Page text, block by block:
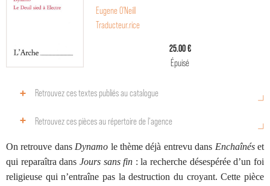
Eugene O'Neill
Traducteur.rice
25.00 €
Épuisé
Retrouvez ces textes publiés au catalogue
Retrouvez ces pièces au répertoire de l‘agence
On retrouve dans Dynamo le thème déjà entrevu dans Enchaînéset
qui reparaîtra dans Jours sans fin : la recherche désespérée d’un foi
religieuse qui n’entraîne pas la destruction du croyant. Cette pièce